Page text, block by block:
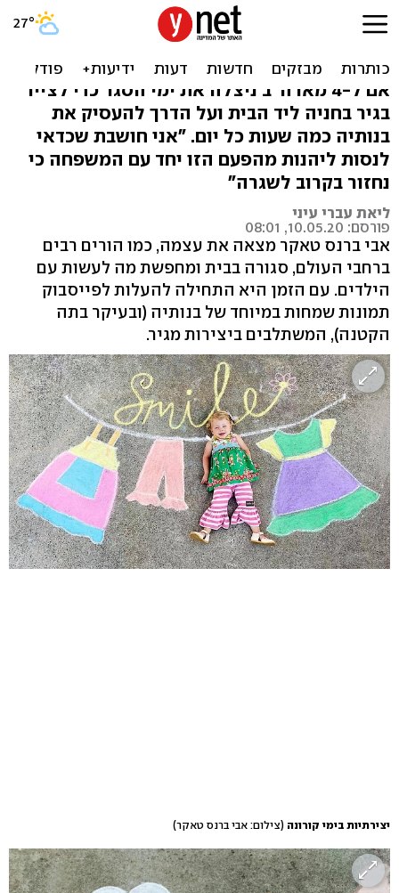
הדרך הכי מקורית להעסיק
ילדה בת שלוש
אם ל-4 מארה"ב ניצלה את ימי הסגר כדי לצייר
בגיר בחניה ליד הבית ועל הדרך להעסיק את
בנותיה כמה שעות כל יום. "אני חושבת שכדאי
לנסות ליהנות מהפעם הזו יחד עם המשפחה כי
נחזור בקרוב לשגרה"
ליאת עברי עיני
פורסם: 10.05.20, 08:01
אבי ברנס טאקר מצאה את עצמה, כמו הורים רבים
ברחבי העולם, סגורה בבית ומחפשת מה לעשות עם
הילדים. עם הזמן היא התחילה להעלות לפייסבוק
תמונות שמחות במיוחד של בנותיה (ובעיקר בתה
הקטנה), המשתלבים ביצירות מגיר.
יצירתיות בימי קורונה (צילום: אבי ברנס טאקר)